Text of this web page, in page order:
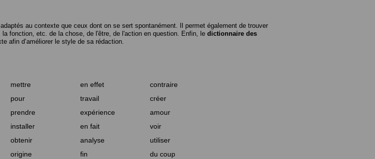
au contexte que ceux dont on se sert spontanément. Il permet également de trouver
fonction, etc. de la chose, de l'être, de l'action en question. Enfin, le dictionnaire des
afin d’améliorer le style de sa rédaction.
mettre en effet
contraire
pour travail
créer
prendre expérience
amour
installer en fait
voir
obtenir analyse
utiliser
origine fin
du coup